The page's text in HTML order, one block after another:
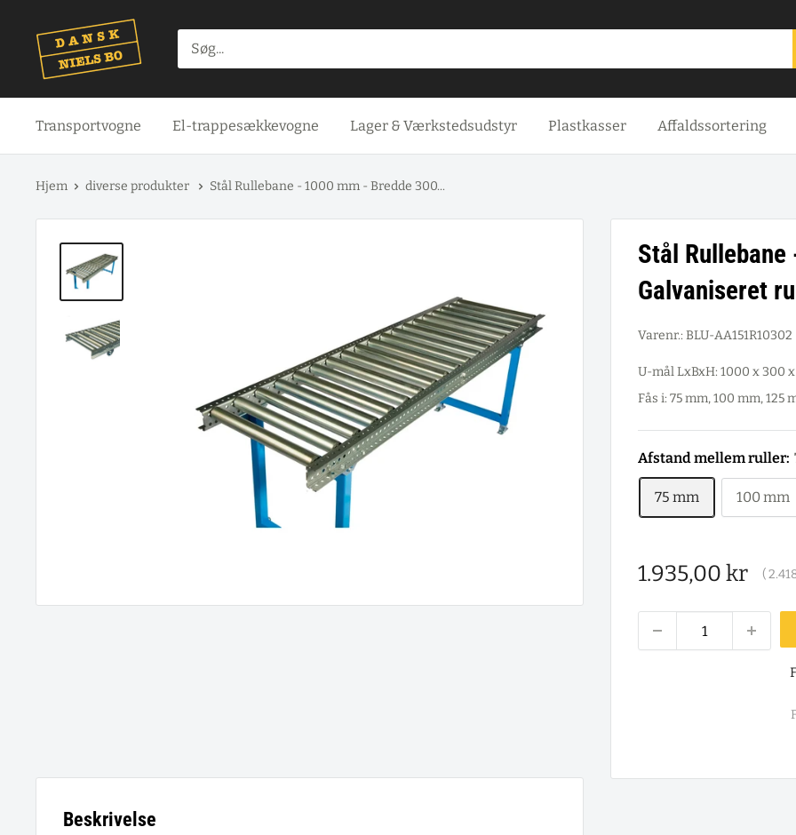
indhold
Transportvogne El-trappesækkevogne Lager & Værkstedsudstyr Plastkasser Affaldssortering
Hjem diverse produkter Stål Rullebane - 1000 mm - Bredde 300...
Stål
Galvaniseret
Varenr.: BLU-AA151R10302
U-mål LxBxH: 1000 x 300
Fås i: 75 mm, 100 mm, 125
Afstand mellem ruller:
75 mm 100 mm
Salgspris
1.935,00 kr (
Beskrivelse